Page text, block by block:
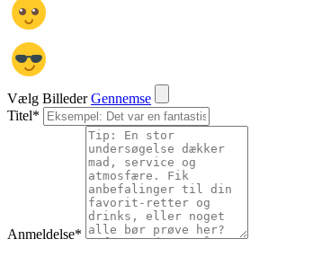
Vælg Billeder Gennemse
Titel*
Anmeldelse*